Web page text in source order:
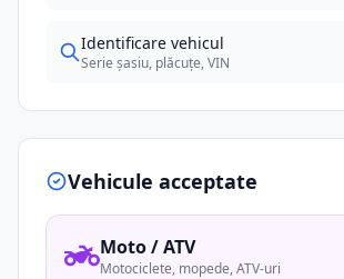
Identificare vehicul
Serie șasiu, plăcuțe, VIN
Vehicule acceptate
Moto / ATV
Motociclete, mopede, ATV-uri